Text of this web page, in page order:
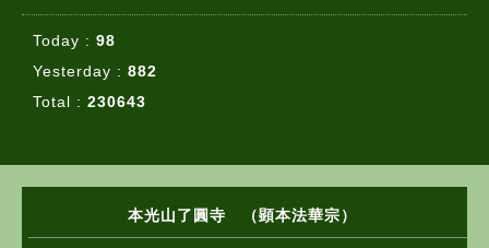
Today : 98
Yesterday : 882
Total : 230643
本光山了圓寺 （顕本法華宗）